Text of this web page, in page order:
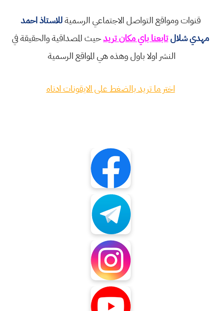
قنوات ومواقع التواصل الاجتماعي الرسميةللاستاذ احمد
مهدي شلالتابعنا باي مكان تريدحيث المصداقية والحقيقة في
النشر اولا باول وهذه هي المواقع الرسمية
اختر ما تريد بالضغط على الايقونات ادناه